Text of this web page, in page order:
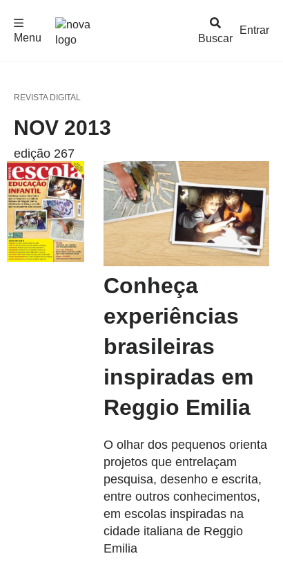
Buscar
Menu
Entrar
REVISTA DIGITAL
NOV 2013
edição 267
Conheça
experiências
brasileiras
inspiradas em
Reggio Emilia
O olhar dos pequenos orienta
projetos que entrelaçam
pesquisa, desenho e escrita,
entre outros conhecimentos,
em escolas inspiradas na
cidade italiana de Reggio
Emilia